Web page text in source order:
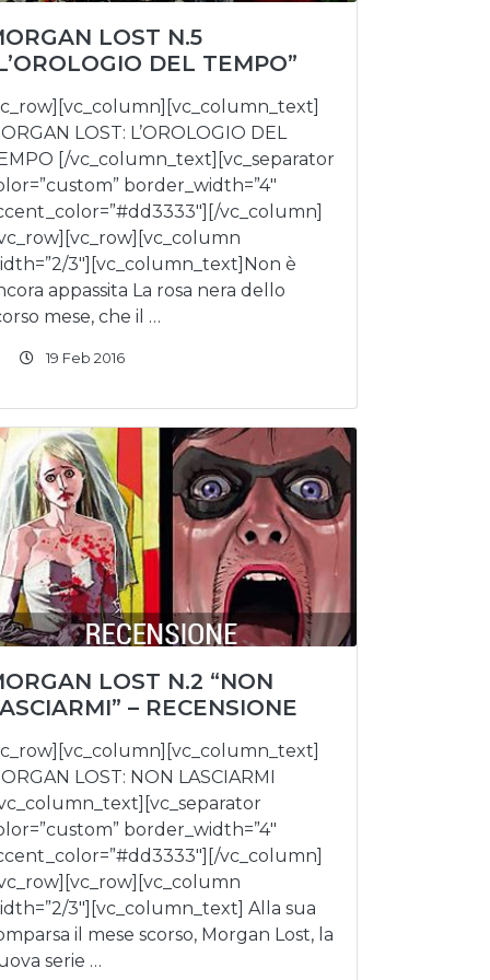
LOST N.5
DEL TEMPO”
LOST: L’OROLOGIO DEL
[/vc_column_text][vc_separator
border_width=”4″
vc_column]
3″][vc_column_text]Non è
appassita La rosa nera dello
mese, che il …
19 Feb 2016
LOST N.2 “NON
– RECENSIONE
LOST: NON LASCIARMI
border_width=”4″
vc_column]
3″][vc_column_text] Alla sua
il mese scorso, Morgan Lost, la
serie …